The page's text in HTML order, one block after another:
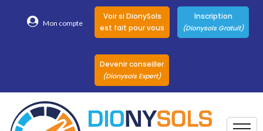
Mon compte
Voir si DionySols
est fait pour vous
Inscription
(Dionysols Gratuit)
Devenir conseiller
(Dionysols Expert)